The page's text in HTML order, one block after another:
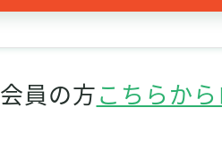
会員の方こちらか